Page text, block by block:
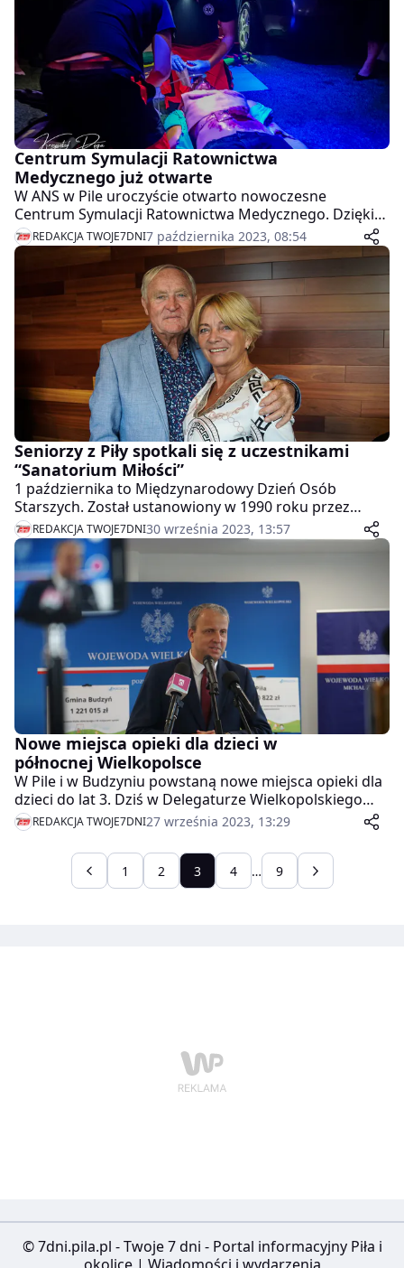
Centrum Symulacji Ratownictwa
Medycznego już otwarte
W ANS w Pile uroczyście otwarto nowoczesne
Centrum Symulacji Ratownictwa Medycznego. Dzięki
nim studenci mogą doskonalić swoje umiejętności jak
w prawdziwym oddziale ratunkowym.
REDAKCJA TWOJE7DNI7 października 2023, 08:54
Seniorzy z Piły spotkali się z uczestnikami
“Sanatorium Miłości”
1 października to Międzynarodowy Dzień Osób
Starszych. Został ustanowiony w 1990 roku przez
Zgromadzenie Ogólne Organizację Narodów
Zjednoczonych. Według danych Głównego Urzędu
Statystycznego w Polsce 25% społeczeństwa to osoby
powyżej 60 roku życia.
REDAKCJA TWOJE7DNI30 września 2023, 13:57
Nowe miejsca opieki dla dzieci w
północnej Wielkopolsce
W Pile i w Budzyniu powstaną nowe miejsca opieki dla
dzieci do lat 3. Dziś w Delegaturze Wielkopolskiego
Urzędu Wojewódzkiego w Pile wojewoda wielkopolski
Michał Zieliński podpisał umowy na dofinansowanie
realizacji zadań w ramach programu Maluch+ na
łączną kwotę ponad 3 mln zł.
REDAKCJA TWOJE7DNI27 września 2023, 13:29
1 2 3 4 … 9
© 7dni.pila.pl - Twoje 7 dni - Portal informacyjny Piła i